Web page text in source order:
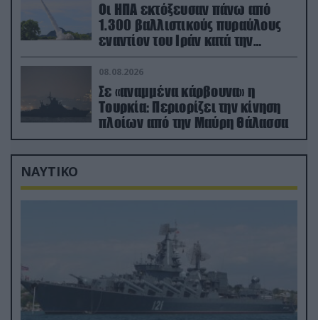
Οι ΗΠΑ εκτόξευσαν πάνω από
1.300 βαλλιστικούς πυραύλους
εναντίον του Ιράν κατά την
διάρκεια του πολέμου
08.08.2026
Σε «αναμμένα κάρβουνα» η
Τουρκία: Περιορίζει την κίνηση
πλοίων από την Μαύρη Θάλασσα
ΝΑΥΤΙΚΟ